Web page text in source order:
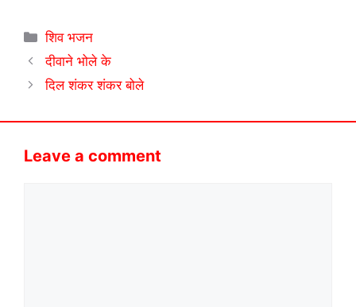
Categories
शिव भजन
दीवाने भोले के
दिल शंकर शंकर बोले
Leave a comment